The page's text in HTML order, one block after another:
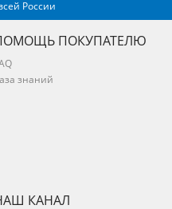
России
ПОКУПАТЕЛЮ
знаний
КАНАЛ